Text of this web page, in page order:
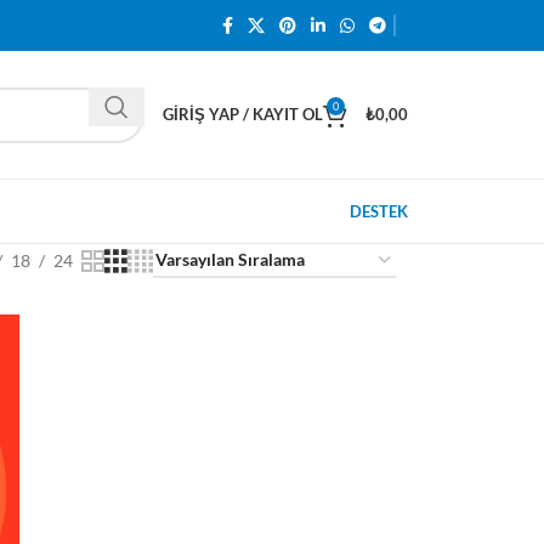
GIRIŞ YAP / KAYIT OL 0 ₺0,00
DESTEK
18 24